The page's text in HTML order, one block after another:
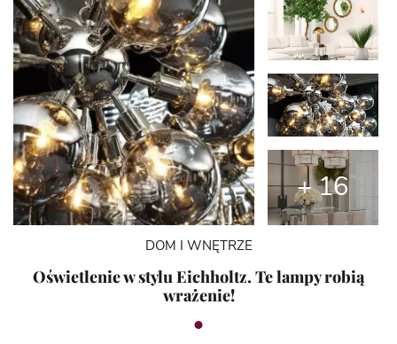
+ 16
DOM I WNĘTRZE
Oświetlenie w stylu Eichholtz. Te lampy robią
wrażenie!